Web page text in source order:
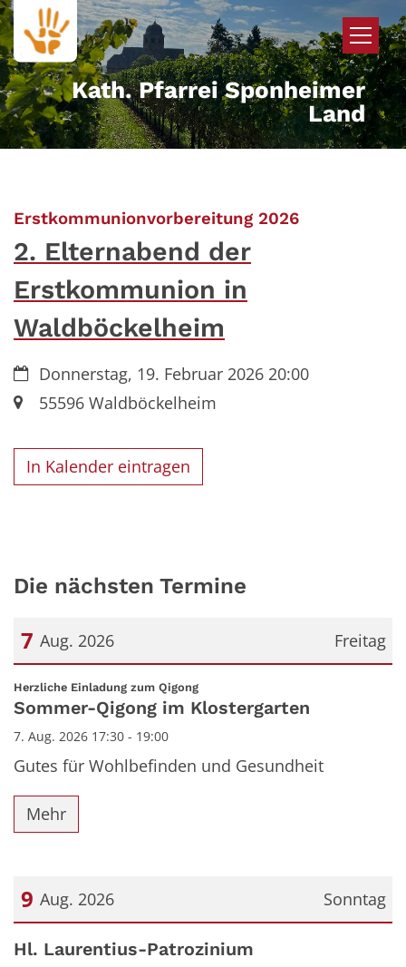
Zum Inhalt springen
Kath. Pfarrei Sponheimer
Land
Erstkommunionvorbereitung 2026:
2. Elternabend der
Erstkommunion in
Waldböckelheim
Datum:Donnerstag, 19. Februar 2026 20:00
Ort:55596Waldböckelheim
In Kalender eintragen
Die nächsten Termine
Freitag
7 Aug. 2026
Datum: 7. August 2026
Herzliche Einladung zum Qigong:
Sommer-Qigong im Klostergarten
7. Aug. 2026 17:30 - 19:00
Gutes für Wohlbefinden und Gesundheit
Mehr
Sonntag
9 Aug. 2026
Datum: 9. August 2026
Hl. Laurentius-Patrozinium